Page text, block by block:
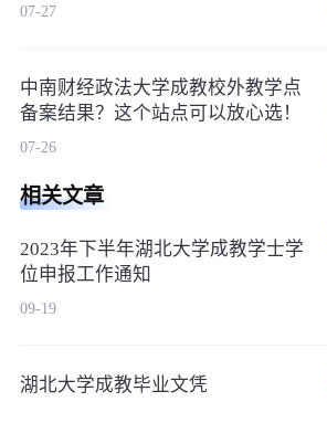
07-27
中南财经政法大学成教校外教学点
备案结果？这个站点可以放心选！
07-26
相关文章
2023年下半年湖北大学成教学士学
位申报工作通知
09-19
湖北大学成教毕业文凭